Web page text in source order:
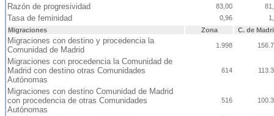
Razón de progresividad 83,00
Tasa de feminidad 0,96
Migraciones
Zona C. de
Migraciones con destino y procedencia la
Comunidad de Madrid
1.998
Migraciones con procedencia la Comunidad de
Madrid con destino otras Comunidades
Autónomas
614
Migraciones con destino Comunidad de Madrid
con procedencia de otras Comunidades
Autónomas
516